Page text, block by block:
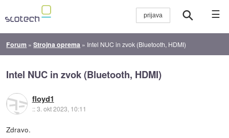
☰
Forum »Strojna oprema » Intel NUC in zvok (Bluetooth, HDMI)
Intel NUC in zvok (Bluetooth, HDMI)
floyd1
::3. okt 2023, 10:11
Zdravo.